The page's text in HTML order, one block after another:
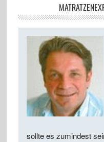
sollte es zumindest